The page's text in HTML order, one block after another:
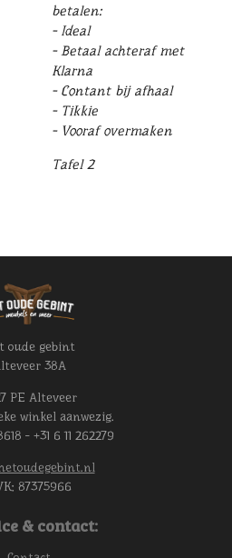
betalen:
- Ideal
- Betaal achteraf met
Klarna
- Contant bij afhaal
- Tikkie
- Vooraf overmaken
Tafel 2
oude gebint
38A
PE Alteveer
winkel aanwezig.
- +31 6 11 262279
87375966
& contact: